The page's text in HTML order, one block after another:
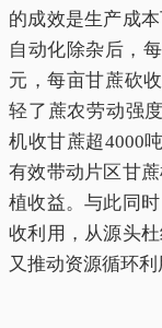
的成效是生产成
自动化除杂后，
元，每亩甘蔗砍
轻了蔗农劳动强
机收甘蔗超4000
有效带动片区甘
植收益。与此同
收利用，从源头
又推动资源循环